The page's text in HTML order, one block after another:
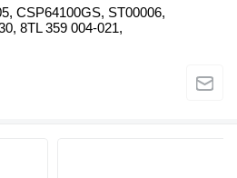
CSP64100GS, ST00006,
8TL 359 004-021,